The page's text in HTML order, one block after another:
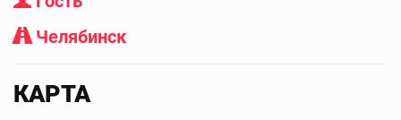
Челябинск
КАРТА